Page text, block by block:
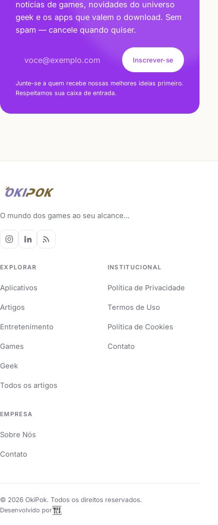
notícias de games, novidades do universo
geek e os apps que valem o download. Sem
spam — cancele quando quiser.
Inscrever-se
Junte-se a quem recebe nossas melhores ideias primeiro.
Respeitamos sua caixa de entrada.
O mundo dos games ao seu alcance...
EXPLORAR
Aplicativos
Artigos
Entretenimento
Games
Geek
Todos os artigos
INSTITUCIONAL
Política de Privacidade
Termos de Uso
Política de Cookies
Contato
EMPRESA
Sobre Nós
Contato
© 2026 OkiPok. Todos os direitos reservados.
Desenvolvido por